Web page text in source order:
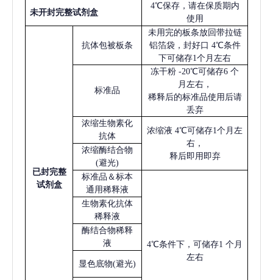
未开封完整试剂盒
4℃保存，请在保质期内
使用
已封完整
试剂盒
抗体包被板条
未用完的板条放回带拉链
铝箔袋，封好口 4℃条件
下可储存1个月左右
标准品
冻干粉 -20℃可储存6 个
月左右，
稀释后的标准品使用后请
丢弃
浓缩生物素化
抗体
浓缩液 4℃可储存1个月左
右，
释后即用即弃
浓缩酶结合物
(避光)
标准品＆标本
通用稀释液
4℃条件下，可储存1 个月
左右
生物素化抗体
稀释液
酶结合物稀释
液
显色底物(避光)